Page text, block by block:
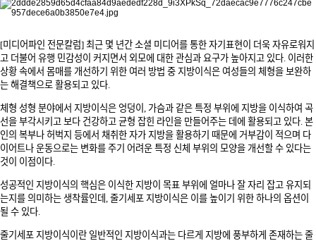
[미디어파인 전문칼럼] 최근 몇 년간 소셜 미디어를 통한 자기표현이 더욱 자유로워지
고 더불어 유행 민감성이 커지면서 외모에 대한 관심과 요구가 높아지고 있다. 이러한
상황 속에서 몸매를 개선하기 위한 여러 방법 중 지방이식은 여성들의 체형을 보완하
는 해결책으로 활용되고 있다.
체형 성형 분야에서 지방이식은 엉덩이, 가슴과 같은 특정 부위에 지방을 이식하여 곡
선을 부각시키고 보다 건강하고 균형 잡힌 라인을 만들어주는 데에 활용되고 있다. 본
인의 복부나 허벅지 등에서 채취한 자가 지방을 활용하기 때문에 거부감이 적으며 다
이어트나 운동으로는 변화를 주기 어려운 특정 신체 부위의 모양을 개선할 수 있다는
것이 이점이다.
성공적인 지방이식의 핵심은 이식한 지방이 목표 부위에 얼마나 잘 자리 잡고 유지되
는지를 의미하는 생착률인데, 줄기세포 지방이식은 이를 높이기 위한 하나의 옵션이
될 수 있다.
줄기세포 지방이식이란 일반적인 지방이식과는 다르게 지방에 풍부하게 존재하는 줄